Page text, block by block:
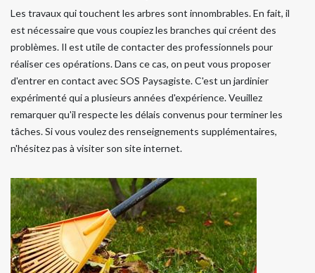
Les travaux qui touchent les arbres sont innombrables. En fait, il
est nécessaire que vous coupiez les branches qui créent des
problèmes. Il est utile de contacter des professionnels pour
réaliser ces opérations. Dans ce cas, on peut vous proposer
d'entrer en contact avec SOS Paysagiste. C'est un jardinier
expérimenté qui a plusieurs années d'expérience. Veuillez
remarquer qu'il respecte les délais convenus pour terminer les
tâches. Si vous voulez des renseignements supplémentaires,
n'hésitez pas à visiter son site internet.